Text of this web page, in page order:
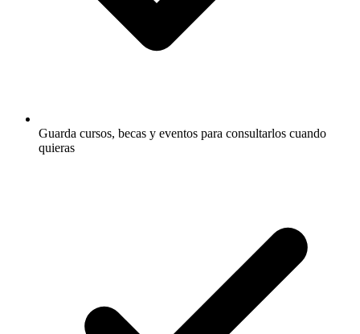
Guarda cursos, becas y eventos para consultarlos cuando
quieras